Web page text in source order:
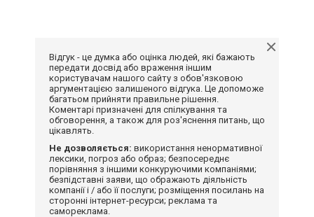
Відгук - це думка або оцінка людей, які бажають
передати досвід або враження іншим
користувачам нашого сайту з обов'язковою
аргументацією залишеного відгука. Це допоможе
багатьом прийняти правильне рішення.
Коментарі призначені для спілкування та
обговорення, а також для роз'яснення питань, що
цікавлять.
Не дозволяється: використання ненормативної
лексики, погроз або образ; безпосереднє
порівняння з іншими конкуруючими компаніями;
безпідставні заяви, що ображають діяльність
компанії і / або її послуги; розміщення посилань на
сторонні інтернет-ресурси; реклама та
самореклама.